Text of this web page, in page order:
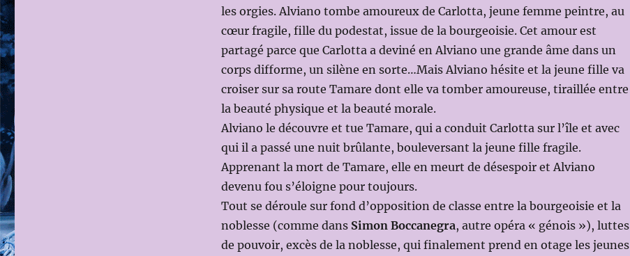
les orgies. Alviano tombe amoureux de Carlotta, jeune femme peintre, au
cœur fragile, fille du podestat, issue de la bourgeoisie. Cet amour est
partagé parce que Carlotta a deviné en Alviano une grande âme dans un
corps difforme, un silène en sorte…Mais Alviano hésite et la jeune fille va
croiser sur sa route Tamare dont elle va tomber amoureuse, tiraillée entre
la beauté physique et la beauté morale.
Alviano le découvre et tue Tamare, qui a conduit Carlotta sur l’île et avec
qui il a passé une nuit brûlante, bouleversant la jeune fille fragile.
Apprenant la mort de Tamare, elle en meurt de désespoir et Alviano
devenu fou s’éloigne pour toujours.
Tout se déroule sur fond d’opposition de classe entre la bourgeoisie et la
noblesse (comme dans Simon Boccanegra, autre opéra « génois »), luttes
de pouvoir, excès de la noblesse, qui finalement prend en otage les jeunes